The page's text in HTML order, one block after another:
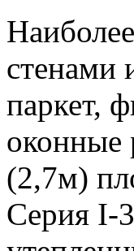
стенами
паркет,
оконные
(2,7м)
Серия I-